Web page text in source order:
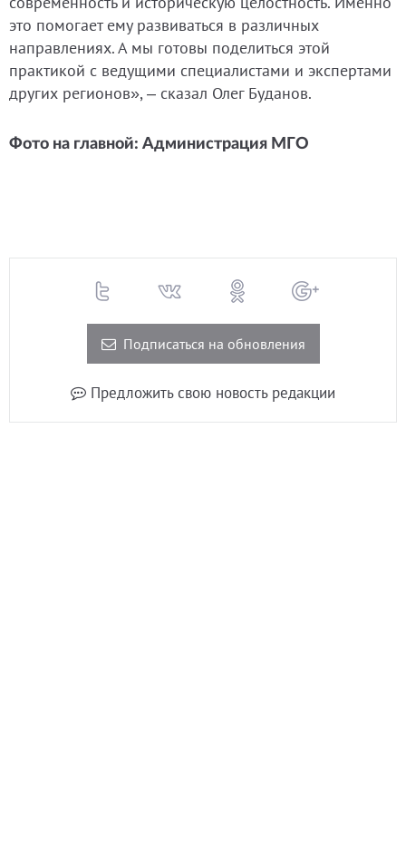
это помогает ему развиваться в различных
направлениях. А мы готовы поделиться этой
практикой с ведущими специалистами и экспертами
других регионов», – сказал Олег Буданов.
Фото на главной: Администрация МГО
Подписаться на обновления
Предложить свою новость редакции